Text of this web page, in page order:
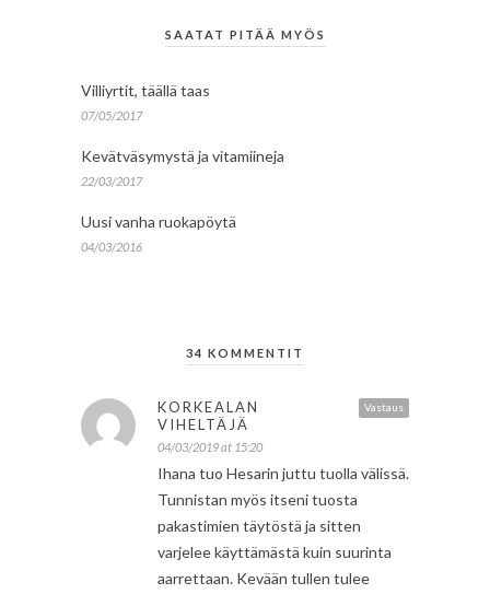
SAATAT PITÄÄ MYÖS
Villiyrtit, täällä taas
07/05/2017
Kevätväsymystä ja vitamiineja
22/03/2017
Uusi vanha ruokapöytä
04/03/2016
34 KOMMENTIT
Vastaus
KORKEALAN
VIHELTÄJÄ
04/03/2019 at 15:20
Ihana tuo Hesarin juttu tuolla välissä.
Tunnistan myös itseni tuosta
pakastimien täytöstä ja sitten
varjelee käyttämästä kuin suurinta
aarrettaan. Kevään tullen tulee